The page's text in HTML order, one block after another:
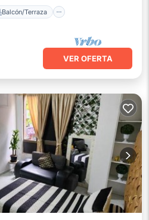
Balcón/Terraza
VER OFERTA